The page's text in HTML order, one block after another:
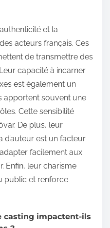
et la
acteurs français. Ces
de transmettre des
capacité à incarner
est également un
apportent souvent une
Cette sensibilité
De plus, leur
d’auteur est un facteur
facilement aux
Enfin, leur charisme
public et renforce
casting impactent-ils